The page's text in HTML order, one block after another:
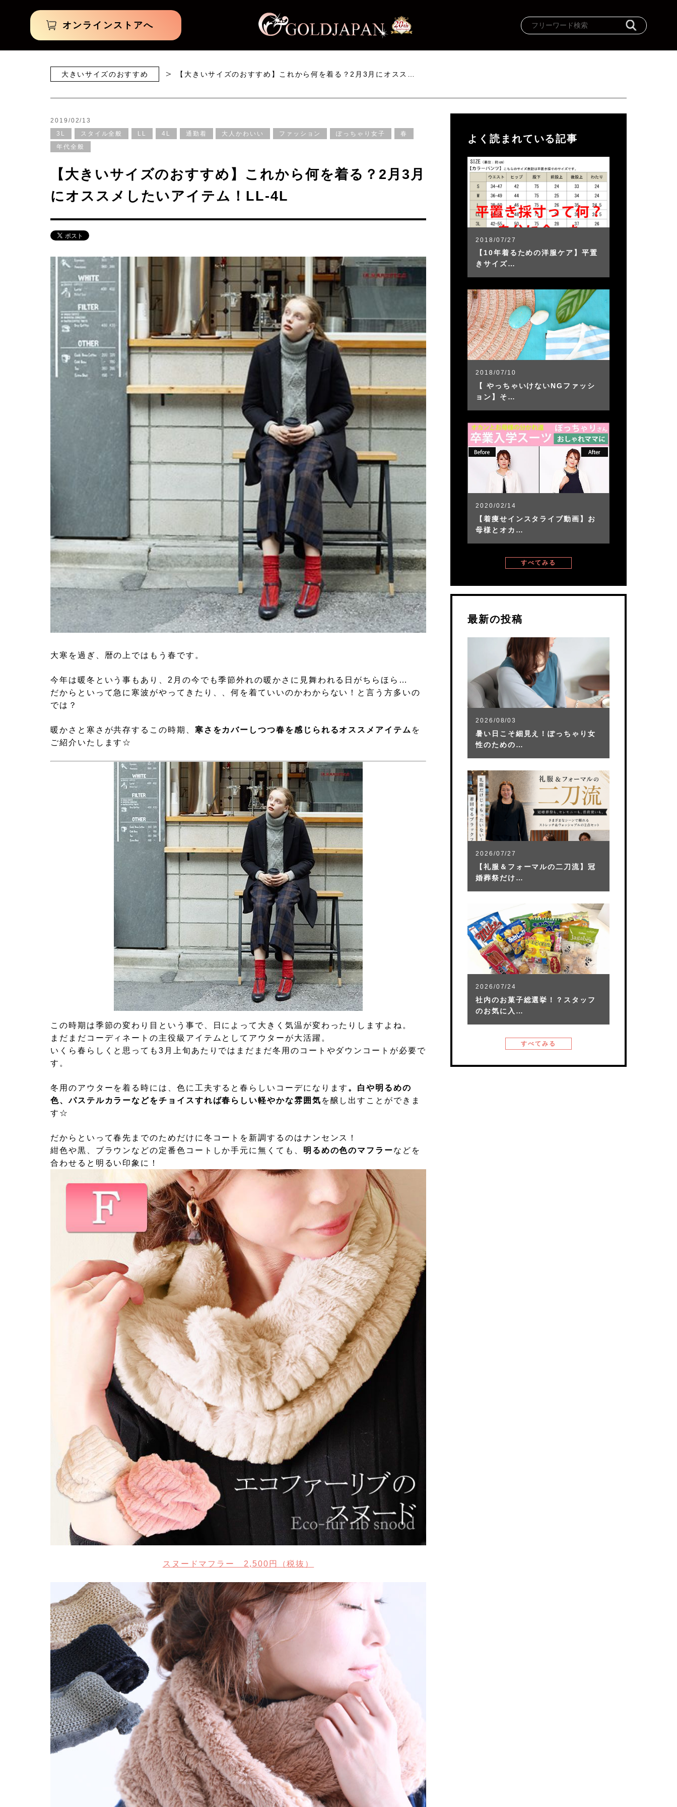
オンラインストアへ
大きいサイズのおすすめ 【大きいサイズのおすすめ】これから何を着る？2月3月にオスス…
2019/02/13
3L
スタイル全般 LL 4L 通勤着 大人かわいい ファッション ぽっちゃり女子
春
年代全般
【大きいサイズのおすすめ】これから何を着る？2月3月
にオススメしたいアイテム！LL-4L
大寒を過ぎ、暦の上ではもう春です。
今年は暖冬という事もあり、2月の今でも季節外れの暖かさに見舞われる日がちらほら…
だからといって急に寒波がやってきたり、、何を着ていいのかわからない！と言う方多いの
では？
暖かさと寒さが共存するこの時期、 寒さをカバーしつつ春を感じられるオススメアイテム を
ご紹介いたします☆
この時期は季節の変わり目という事で、日によって大きく気温が変わったりしますよね。
まだまだコーディネートの主役級アイテムとしてアウターが大活躍。
いくら春らしくと思っても3月上旬あたりではまだまだ冬用のコートやダウンコートが必要で
す。
冬用のアウターを着る時には、色に工夫すると春らしいコーデになります 。白や明るめの
色、パステルカラーなどをチョイスすれば春らしい軽やかな雰囲気 を醸し出すことができま
す☆
だからといって春先までのためだけに冬コートを新調するのはナンセンス！
紺色や黒、ブラウンなどの定番色コートしか手元に無くても、 明るめの色のマフラーなどを
合わせると明るい印象に！
スヌードマフラー 2,500円（税抜）
よく読まれている記事
2018/07/27
【10年着るための洋服ケア】平置
きサイズ…
2018/07/10
【 やっちゃいけないNGファッシ
ョン】そ…
2020/02/14
【着痩せインスタライブ動画】お
母様とオカ…
すべてみる
最新の投稿
2026/08/03
暑い日こそ細見え！ぽっちゃり女
性のための…
2026/07/27
【礼服＆フォーマルの二刀流】冠
婚葬祭だけ…
2026/07/24
社内のお菓子総選挙！？スタッフ
のお気に入…
すべてみる